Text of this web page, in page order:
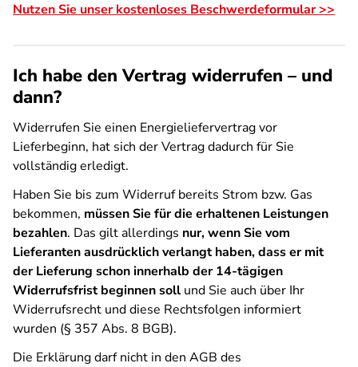
Nutzen Sie unser kostenloses Beschwerdeformular >>
Ich habe den Vertrag widerrufen – und
dann?
Widerrufen Sie einen Energieliefervertrag vor
Lieferbeginn, hat sich der Vertrag dadurch für Sie
vollständig erledigt.
Haben Sie bis zum Widerruf bereits Strom bzw. Gas
bekommen, müssen Sie für die erhaltenen Leistungen
bezahlen. Das gilt allerdings nur, wenn Sie vom
Lieferanten ausdrücklich verlangt haben, dass er mit
der Lieferung schon innerhalb der 14-tägigen
Widerrufsfrist beginnen soll und Sie auch über Ihr
Widerrufsrecht und diese Rechtsfolgen informiert
wurden (§ 357 Abs. 8 BGB).
Die Erklärung darf nicht in den AGB des